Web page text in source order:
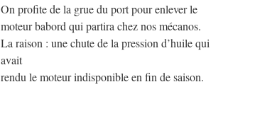
On profite de la grue du port pour enlever le
moteur babord qui partira chez nos mécanos.
La raison : une chute de la pression d’huile qui
avait
rendu le moteur indisponible en fin de saison.